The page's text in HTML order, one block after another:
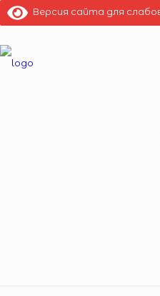
Версия сайта для